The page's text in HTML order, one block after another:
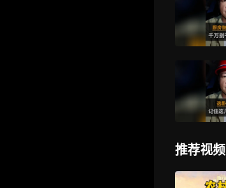
推荐视频